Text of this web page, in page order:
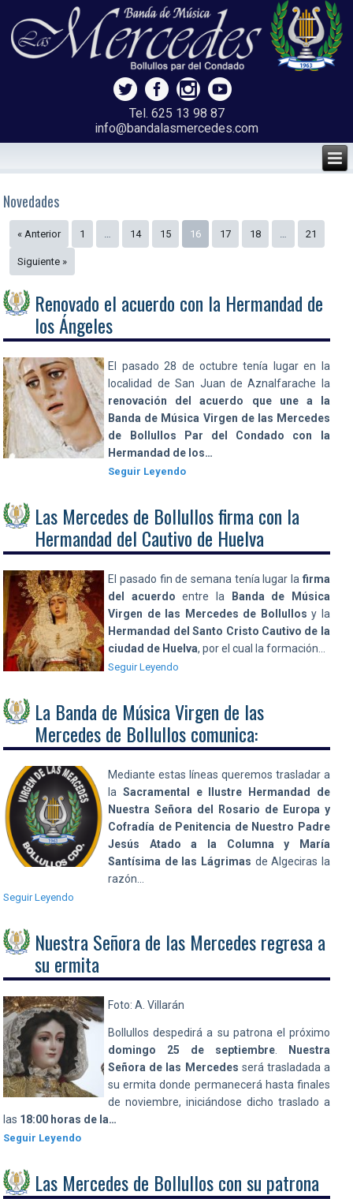
Tel. 625 13 98 87
info@bandalasmercedes.com
Novedades
« Anterior 1 … 14 15 16 17 18 … 21
Siguiente »
Renovado el acuerdo con la Hermandad de
los Ángeles
El pasado 28 de octubre tenía lugar en la
localidad de San Juan de Aznalfarache la
renovación del acuerdo
que une a la
Banda de Música Virgen de las Mercedes
de Bollullos Par del Condado con la
Hermandad de los…
Seguir Leyendo
Las Mercedes de Bollullos firma con la
Hermandad del Cautivo de Huelva
El pasado fin de semana tenía lugar la firma
del acuerdo entre la
Banda de Música
Virgen de las Mercedes de Bollullos y la
Hermandad del Santo Cristo Cautivo de la
ciudad de Huelva, por el cual la formación…
Seguir Leyendo
La Banda de Música Virgen de las
Mercedes de Bollullos comunica:
Mediante estas líneas queremos trasladar a
laSacramental e Ilustre Hermandad de
Nuestra Señora del Rosario de Europa y
Cofradía de Penitencia de Nuestro Padre
Jesús Atado a la Columna y María
Santísima de las Lágrimas de Algeciras la
razón…
Seguir Leyendo
Nuestra Señora de las Mercedes regresa a
su ermita
Foto: A. Villarán
Bollullos despedirá a su patrona el próximo
domingo 25 de septiembre.
Nuestra
Señora de las Mercedes será trasladada a
su ermita donde permanecerá hasta finales
de noviembre, iniciándose dicho traslado a
las 18:00 horas de la…
Seguir Leyendo
Las Mercedes de Bollullos con su patrona